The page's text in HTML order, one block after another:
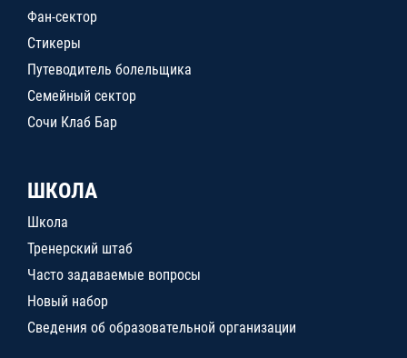
Фан-сектор
Стикеры
Путеводитель болельщика
Семейный сектор
Сочи Клаб Бар
ШКОЛА
Школа
Тренерский штаб
Часто задаваемые вопросы
Новый набор
Сведения об образовательной организации